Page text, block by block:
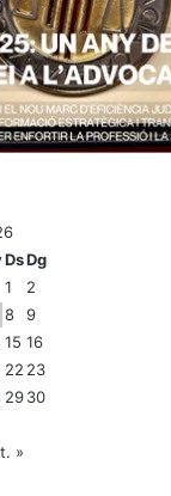
DsDg
1
2
8
9
15 16
22 23
2930
»